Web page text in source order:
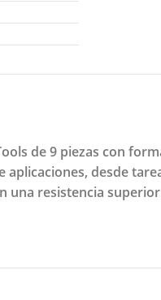
de 9 piezas con
desde
una resistencia